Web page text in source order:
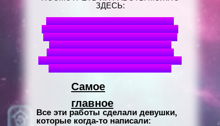
ЗДЕСЬ:
ССЫЛКА НА СТРАНИЧКУ АЛИНЫ
ССЫЛКА НА СТРАНИЧКУ ЕВГЕНИИ
ССЫЛКА НА СТРАНИЧКУ ГУЛЬНАЗ
ССЫЛКА НА СТРАНИЧКУ АННЫ
ССЫЛКА НА СТРАНИЧКУ МАРИИ
ССЫЛКА НА СТРАНИЧКУ СВЕТЛАНЫ
ССЫЛКА НА СТРАНИЧКУ ИННЫ
Самое
главное
Все эти работы сделали девушки,
которые когда-то написали: